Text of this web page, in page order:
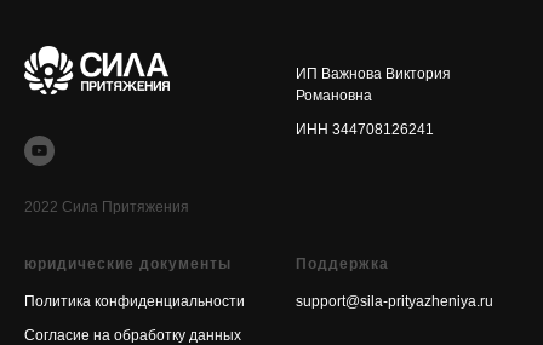
2022 Сила Притяжения
ИП Важнова Виктория
Романовна
ИНН 344708126241
юридические документы
Политика конфиденциальности
Согласие на обработку данных
Поддержка
support@sila-prityazheniya.ru